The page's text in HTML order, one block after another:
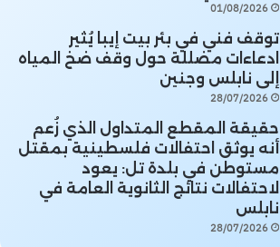
01/08/2026
توقف فني في بئر بيت إيبا يُثير
ادعاءات مضللة حول وقف ضخ المياه
إلى نابلس وجنين
28/07/2026
حقيقة المقطع المتداول الذي زُعم
أنه يوثق احتفالات فلسطينية بمقتل
مستوطن في بلدة تل: يعود
لاحتفالات نتائج الثانوية العامة في
نابلس
28/07/2026